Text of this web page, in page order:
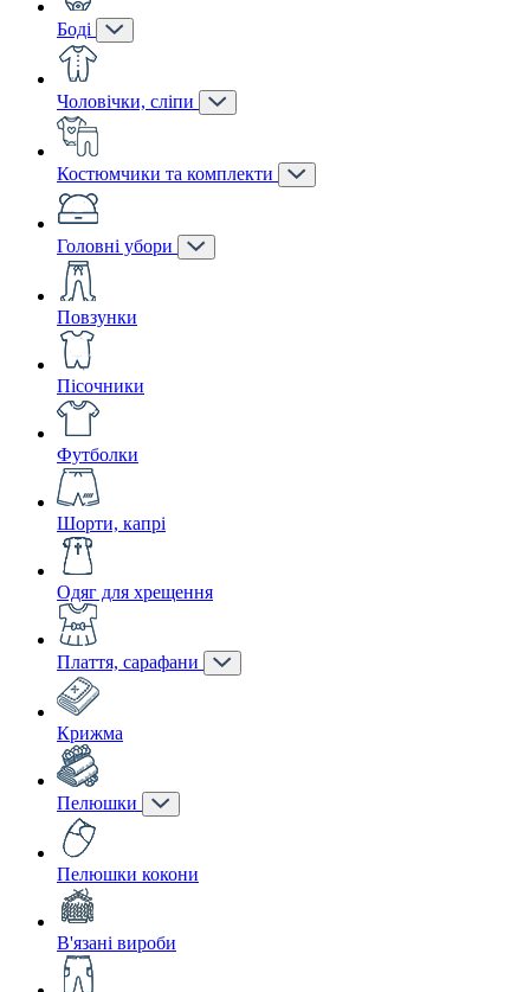
Боді
Чоловічки, сліпи
Костюмчики та комплекти
Головні убори
Повзунки
Пісочники
Футболки
Шорти, капрі
Одяг для хрещення
Плаття, сарафани
Крижма
Пелюшки
Пелюшки кокони
В'язані вироби